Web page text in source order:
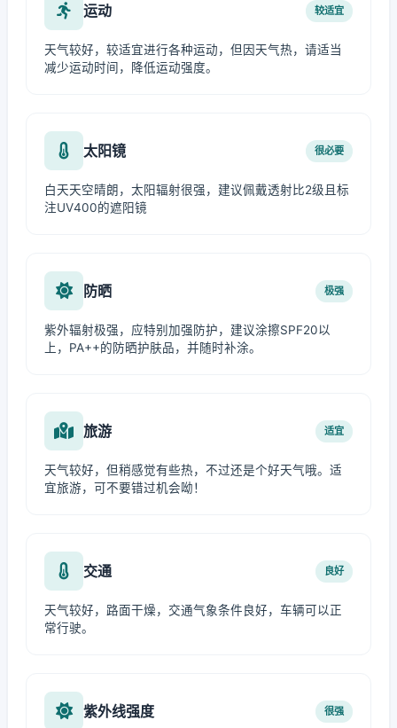
运动 较适宜
天气较好，较适宜进行各种运动，但因天气热，请适当
减少运动时间，降低运动强度。
太阳镜 很必要
白天天空晴朗，太阳辐射很强，建议佩戴透射比2级且标
注UV400的遮阳镜
防晒 极强
紫外辐射极强，应特别加强防护，建议涂擦SPF20以
上，PA++的防晒护肤品，并随时补涂。
旅游 适宜
天气较好，但稍感觉有些热，不过还是个好天气哦。适
宜旅游，可不要错过机会呦！
交通 良好
天气较好，路面干燥，交通气象条件良好，车辆可以正
常行驶。
紫外线强度 很强